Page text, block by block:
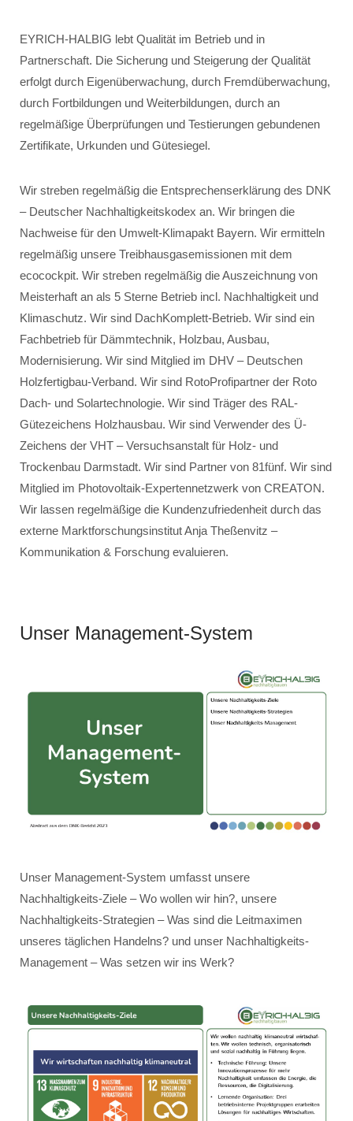
EYRICH-HALBIG lebt Qualität im Betrieb und in
Partnerschaft. Die Sicherung und Steigerung der Qualität
erfolgt durch Eigenüberwachung, durch Fremdüberwachung,
durch Fortbildungen und Weiterbildungen, durch an
regelmäßige Überprüfungen und Testierungen gebundenen
Zertifikate, Urkunden und Gütesiegel.
Wir streben regelmäßig die Entsprechenserklärung des DNK
– Deutscher Nachhaltigkeitskodex an. Wir bringen die
Nachweise für den Umwelt-Klimapakt Bayern. Wir ermitteln
regelmäßig unsere Treibhausgasemissionen mit dem
ecocockpit. Wir streben regelmäßig die Auszeichnung von
Meisterhaft an als 5 Sterne Betrieb incl. Nachhaltigkeit und
Klimaschutz. Wir sind DachKomplett-Betrieb. Wir sind ein
Fachbetrieb für Dämmtechnik, Holzbau, Ausbau,
Modernisierung. Wir sind Mitglied im DHV – Deutschen
Holzfertigbau-Verband. Wir sind RotoProfipartner der Roto
Dach- und Solartechnologie. Wir sind Träger des RAL-
Gütezeichens Holzhausbau. Wir sind Verwender des Ü-
Zeichens der VHT – Versuchsanstalt für Holz- und
Trockenbau Darmstadt. Wir sind Partner von 81fünf. Wir sind
Mitglied im Photovoltaik-Expertennetzwerk von CREATON.
Wir lassen regelmäßige die Kundenzufriedenheit durch das
externe Marktforschungsinstitut Anja Theßenvitz –
Kommunikation & Forschung evaluieren.
Unser Management-System
Unser Management-System umfasst unsere
Nachhaltigkeits-Ziele – Wo wollen wir hin?, unsere
Nachhaltigkeits-Strategien – Was sind die Leitmaximen
unseres täglichen Handelns? und unser Nachhaltigkeits-
Management – Was setzen wir ins Werk?